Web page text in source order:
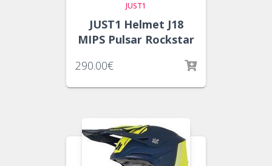
JUST1
JUST1 Helmet J18
MIPS Pulsar Rockstar
290.00€